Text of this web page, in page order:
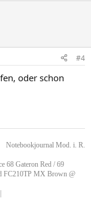
#4
oder schon
Notebookjournal Mod. i. R.
68 Gateron Red / 69
FC210TP MX Brown @